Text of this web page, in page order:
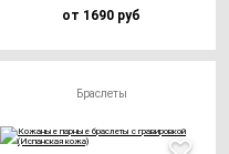
от 1690 руб
Браслеты